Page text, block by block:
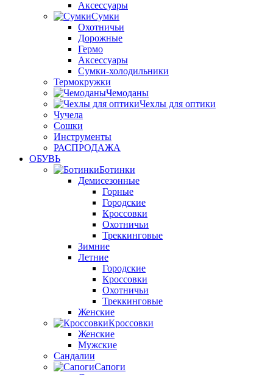
Аксессуары
Сумки
Охотничьи
Дорожные
Гермо
Аксессуары
Сумки-холодильники
Термокружки
Чемоданы
Чехлы для оптики
Чучела
Сошки
Инструменты
РАСПРОДАЖА
ОБУВЬ
Ботинки
Демисезонные
Горные
Городские
Кроссовки
Охотничьи
Треккинговые
Зимние
Летние
Городские
Кроссовки
Охотничьи
Треккинговые
Женские
Кроссовки
Женские
Мужские
Сандалии
Сапоги